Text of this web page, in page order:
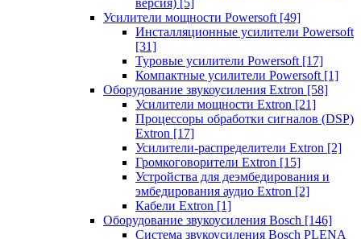
версия) [5]
Усилители мощности Powersoft [49]
Инсталляционные усилители Powersoft
[31]
Туровые усилители Powersoft [17]
Компактные усилители Powersoft [1]
Оборудование звукоусиления Extron [58]
Усилители мощности Extron [21]
Процессоры обработки сигналов (DSP)
Extron [17]
Усилители-распределители Extron [2]
Громкоговорители Extron [15]
Устройства для деэмбедирования и
эмбедирования аудио Extron [2]
Кабели Extron [1]
Оборудование звукоусиления Bosch [146]
Система звукоусиления Bosch PLENA